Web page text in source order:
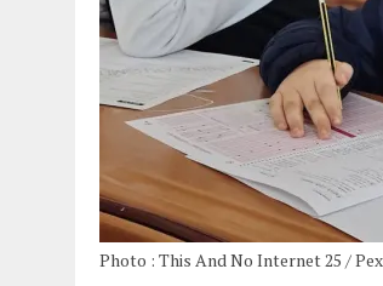
Photo : This And No Internet 25 /